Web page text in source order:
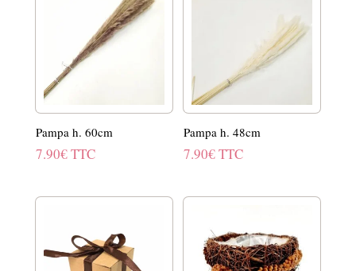
Pampa h. 60cm
7.90€TTC
Pampa h. 48cm
7.90€TTC